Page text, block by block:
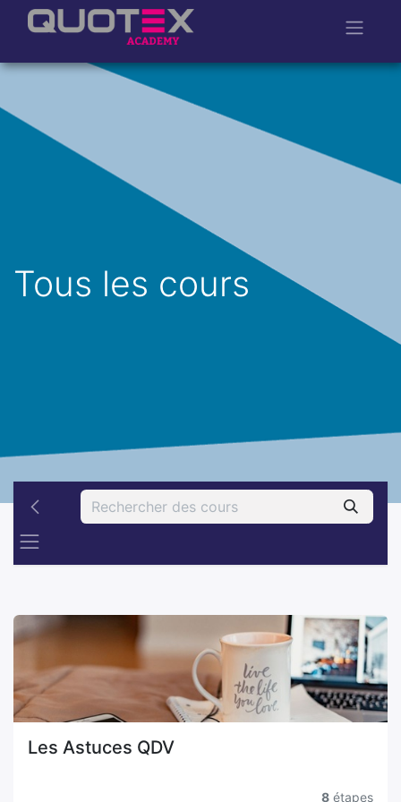
Tous les cours
Les Astuces QDV
8 étapes